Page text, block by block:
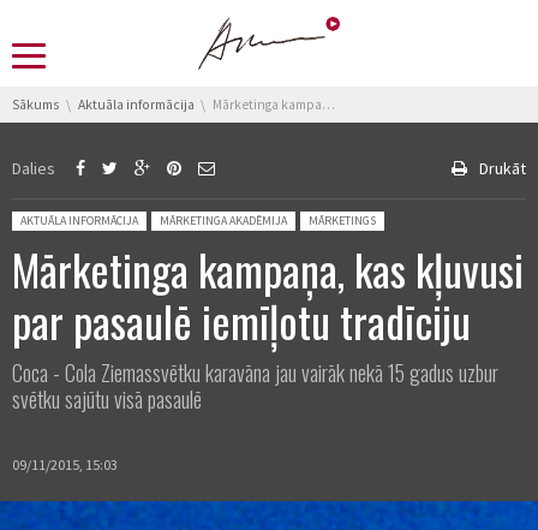
You are here:
Sākums Aktuāla informācija Mārketinga kampaņa, kas kļuvusi par pasaulē iemīļotu tradīciju
Dalies Drukāt
Posted in:
AKTUĀLA INFORMĀCIJA MĀRKETINGA AKADĒMIJA MĀRKETINGS
Mārketinga kampaņa, kas kļuvusi
par pasaulē iemīļotu tradīciju
Coca - Cola Ziemassvētku karavāna jau vairāk nekā 15 gadus uzbur
svētku sajūtu visā pasaulē
09/11/2015, 15:03